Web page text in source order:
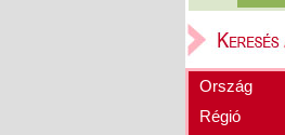
Ország
Régió